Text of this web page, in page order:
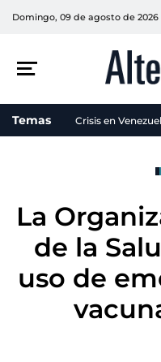
Domingo, 09 de agosto de 2026
Temas Crisis en
La
de la
uso de